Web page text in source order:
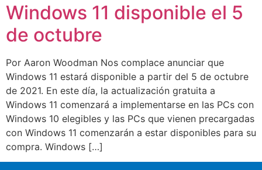
Windows 11 disponible el 5
de octubre
Por Aaron Woodman Nos complace anunciar que
Windows 11 estará disponible a partir del 5 de octubre
de 2021. En este día, la actualización gratuita a
Windows 11 comenzará a implementarse en las PCs con
Windows 10 elegibles y las PCs que vienen precargadas
con Windows 11 comenzarán a estar disponibles para su
compra. Windows […]